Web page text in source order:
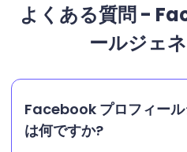
よくある質問 -
ールジェ
Facebook プロフィール
は何ですか?